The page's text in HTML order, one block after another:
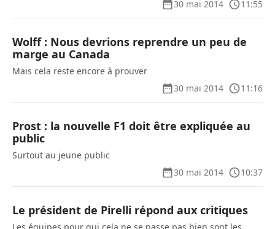
30 mai 2014
11:55
Wolff : Nous devrions reprendre un peu de
marge au Canada
Mais cela reste encore à prouver
30 mai 2014
11:16
Prost : la nouvelle F1 doit être expliquée au
public
Surtout au jeune public
30 mai 2014
10:37
Le président de Pirelli répond aux critiques